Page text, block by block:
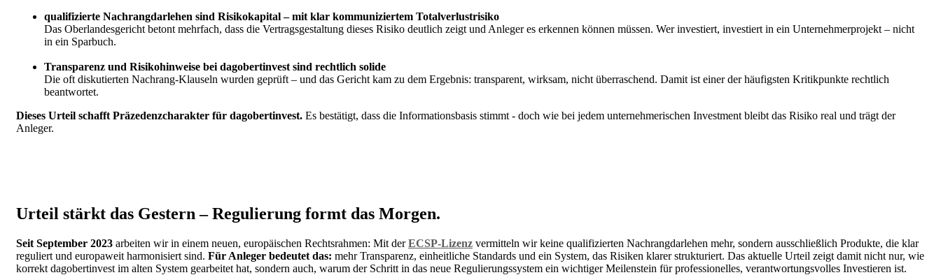
qualifizierte Nachrangdarlehen sind Risikokapital – mit klar kommuniziertem Totalverlustrisiko
Das Oberlandesgericht betont mehrfach, dass die Vertragsgestaltung dieses Risiko deutlich zeigt und Anleger es erkennen können müssen. Wer investiert, investiert in ein Unternehmerprojekt – nicht
in ein Sparbuch.
Transparenz und Risikohinweise bei dagobertinvest sind rechtlich solide
Die oft diskutierten Nachrang-Klauseln wurden geprüft – und das Gericht kam zu dem Ergebnis: transparent, wirksam, nicht überraschend. Damit ist einer der häufigsten Kritikpunkte rechtlich
beantwortet.
Dieses Urteil schafft Präzedenzcharakter für dagobertinvest. Es bestätigt, dass die Informationsbasis stimmt - doch wie bei jedem unternehmerischen Investment bleibt das Risiko real und trägt der
Anleger.
Urteil stärkt das Gestern – Regulierung formt das Morgen.
Seit September 2023 arbeiten wir in einem neuen, europäischen Rechtsrahmen: Mit derECSP-Lizenz vermitteln wir keine qualifizierten Nachrangdarlehen mehr, sondern ausschließlich Produkte, die klar
reguliert und europaweit harmonisiert sind. Für Anleger bedeutet das: mehr Transparenz, einheitliche Standards und ein System, das Risiken klarer strukturiert. Das aktuelle Urteil zeigt damit nicht nur, wie
korrekt dagobertinvest im alten System gearbeitet hat, sondern auch, warum der Schritt in das neue Regulierungssystem ein wichtiger Meilenstein für professionelles, verantwortungsvolles Investieren ist.